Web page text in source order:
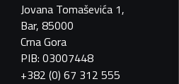
Jovana Tomaševića 1,
Bar, 85000
Crna Gora
PIB: 03007448
+382 (0) 67 312 555